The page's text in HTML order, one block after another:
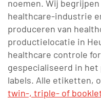
noemen. Wij
healthcare-industrie
produceren van
productielocatie in
healthcare controle
gespecialiseerd in
labels. Alle etiketten,
twin-, triple- of